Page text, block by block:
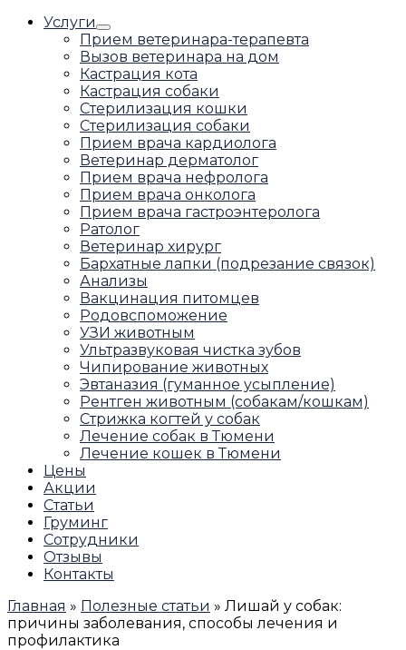
Услуги
Прием ветеринара-терапевта
Вызов ветеринара на дом
Кастрация кота
Кастрация собаки
Стерилизация кошки
Стерилизация собаки
Прием врача кардиолога
Ветеринар дерматолог
Прием врача нефролога
Прием врача онколога
Прием врача гастроэнтеролога
Ратолог
Ветеринар хирург
Бархатные лапки (подрезание связок)
Анализы
Вакцинация питомцев
Родовспоможение
УЗИ животным
Ультразвуковая чистка зубов
Чипирование животных
Эвтаназия (гуманное усыпление)
Рентген животным (собакам/кошкам)
Стрижка когтей у собак
Лечение собак в Тюмени
Лечение кошек в Тюмени
Цены
Акции
Статьи
Груминг
Сотрудники
Отзывы
Контакты
Главная » Полезные статьи » Лишай у собак:
причины заболевания, способы лечения и
профилактика